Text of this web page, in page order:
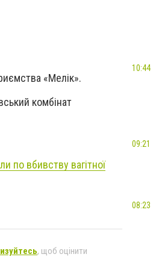
«Мелік».
комбінат
по вбивству вагітної
, щоб оцінити
10:44
09:21
08:23